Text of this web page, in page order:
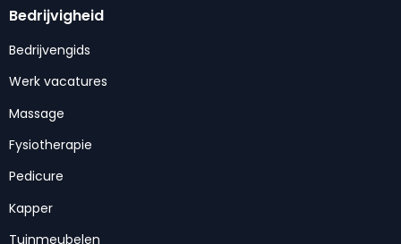
Bedrijvigheid
Bedrijvengids
Werk vacatures
Massage
Fysiotherapie
Pedicure
Kapper
Tuinmeubelen